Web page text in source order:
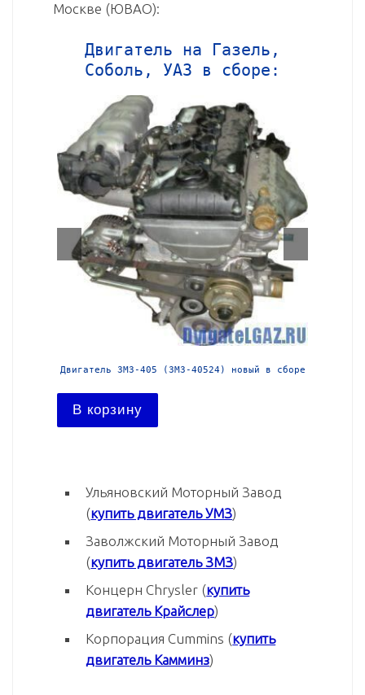
Москве (ЮВАО):
Двигатель на Газель,
Соболь, УАЗ в сборе:
Двигатель ЗМЗ-405 (ЗМЗ-40524) новый в сборе
В корзину
Ульяновский Моторный Завод
(купить двигатель УМЗ)
Заволжский Моторный Завод
(купить двигатель ЗМЗ)
Концерн Chrysler (купить
двигатель Крайслер)
Корпорация Cummins (купить
двигатель Камминз)